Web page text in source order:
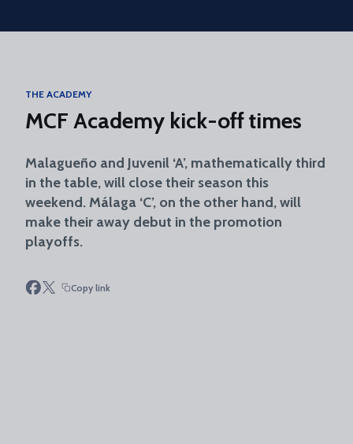
Skip to main content
THE ACADEMY
MCF Academy kick-off times
Malagueño and Juvenil ‘A’, mathematically third
in the table, will close their season this
weekend. Málaga ‘C’, on the other hand, will
make their away debut in the promotion
playoffs.
Copy link